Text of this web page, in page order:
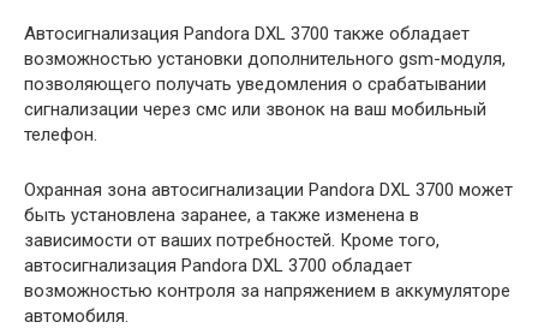
Автосигнализация Pandora DXL 3700 также обладает
возможностью установки дополнительного gsm-модуля,
позволяющего получать уведомления о срабатывании
сигнализации через смс или звонок на ваш мобильный
телефон.
Охранная зона автосигнализации Pandora DXL 3700 может
быть установлена заранее, а также изменена в
зависимости от ваших потребностей. Кроме того,
автосигнализация Pandora DXL 3700 обладает
возможностью контроля за напряжением в аккумуляторе
автомобиля.